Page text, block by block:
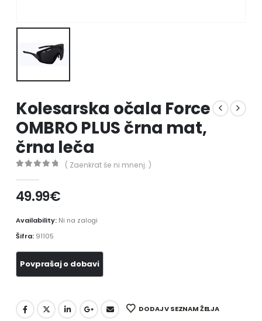
Kolesarska očala Force
OMBRO PLUS črna mat,
črna leča
( Zaenkrat še ni mnenj. )
49.99€
Availability: Ni na zalogi
Šifra: 91105
DODAJ V SEZNAM ŽELJA